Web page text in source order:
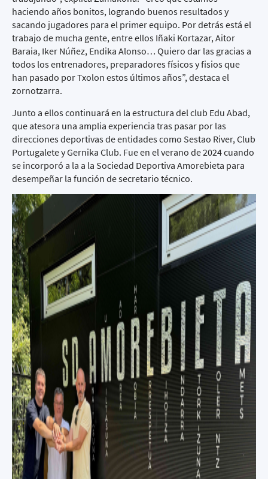
haciendo años bonitos, logrando buenos resultados y
sacando jugadores para el primer equipo. Por detrás está el
trabajo de mucha gente, entre ellos Iñaki Kortazar, Aitor
Baraia, Iker Núñez, Endika Alonso… Quiero dar las gracias a
todos los entrenadores, preparadores físicos y fisios que
han pasado por Txolon estos últimos años”, destaca el
zornotzarra.
Junto a ellos continuará en la estructura del club Edu Abad,
que atesora una amplia experiencia tras pasar por las
direcciones deportivas de entidades como Sestao River, Club
Portugalete y Gernika Club. Fue en el verano de 2024 cuando
se incorporó a la a la Sociedad Deportiva Amorebieta para
desempeñar la función de secretario técnico.